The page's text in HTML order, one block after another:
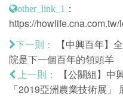
other_link_1
：
https://
下一則：
【中興百年
院是下一個百年的領頭羊
上一則：
【公關組】
「2019亞洲農業技術展」